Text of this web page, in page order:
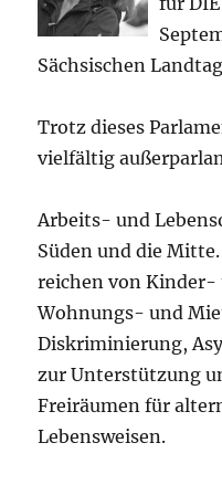
Sächsischen
Trotz dieses
vielfältig
Arbeits- und
Süden und die
reichen von Kinder-
Wohnungs- und
Diskriminierung,
zur Unterstützung
Freiräumen für
Lebensweisen.